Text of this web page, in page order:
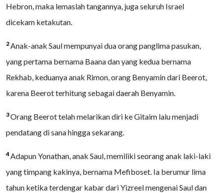
Hebron, maka lemaslah tangannya, juga seluruh Israel
dicekam ketakutan.
2Anak-anak Saul mempunyai dua orang panglima pasukan,
yang pertama bernama Baana dan yang kedua bernama
Rekhab, keduanya anak Rimon, orang Benyamin dari Beerot,
karena Beerot terhitung sebagai daerah Benyamin.
3Orang Beerot telah melarikan diri ke Gitaim lalu menjadi
pendatang di sana hingga sekarang.
4Adapun Yonathan, anak Saul, memiliki seorang anak laki-laki
yang timpang kakinya, bernama Mefiboset. Ia berumur lima
tahun ketika terdengar kabar dari Yizreel mengenai Saul dan